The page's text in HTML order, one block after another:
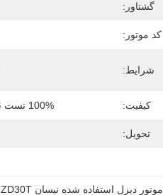
گشتاور:
کد موتور:
شرایط:
کیفیت: 100% تست شده حرفه ای
تحویل:
موتور دیزل استفاده شده نیسان EFi ZD30T